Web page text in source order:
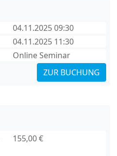
04.11.2025 09:30
04.11.2025 11:30
Online Seminar
ZUR BUCHUNG
155,00 €